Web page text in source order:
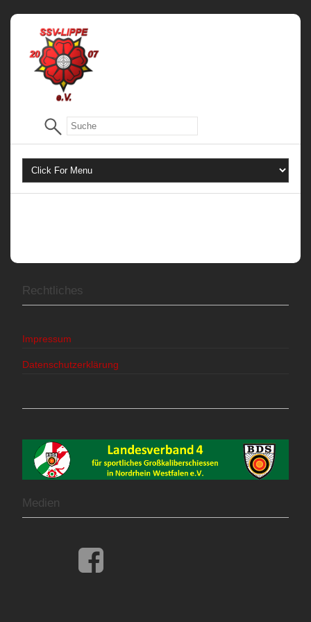
Rechtliches
Impressum
Datenschutzerklärung
Medien